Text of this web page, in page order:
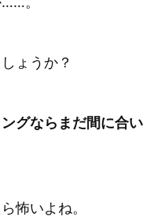
ょうか？
グならまだ間に合い
怖いよね。